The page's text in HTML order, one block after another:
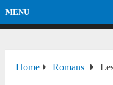
MENU
Home Romans